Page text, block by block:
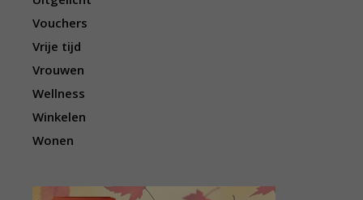
Vouchers
Vrije tijd
Vrouwen
Wellness
Winkelen
Wonen